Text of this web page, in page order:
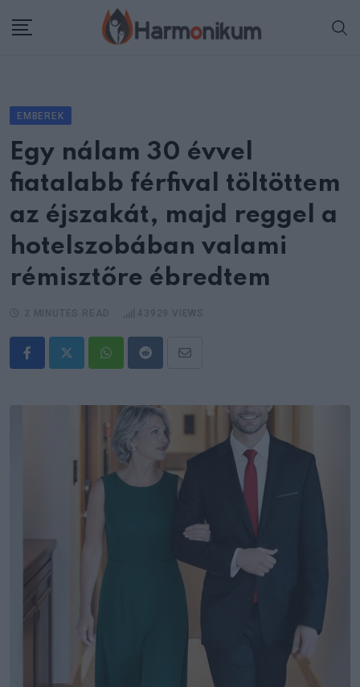
EMBEREK
Egy nálam 30 évvel
fiatalabb férfival töltöttem
az éjszakát, majd reggel a
hotelszobában valami
rémisztőre ébredtem
WhatsappRedditShare
Email